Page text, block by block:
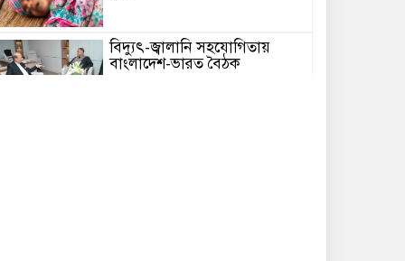
বিদ্যুৎ-জ্বালানি সহযোগিতায়
বাংলাদেশ-ভারত বৈঠক